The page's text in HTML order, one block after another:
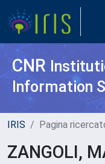
CNR
Information
IRIS Pagina
ZANGOLI,